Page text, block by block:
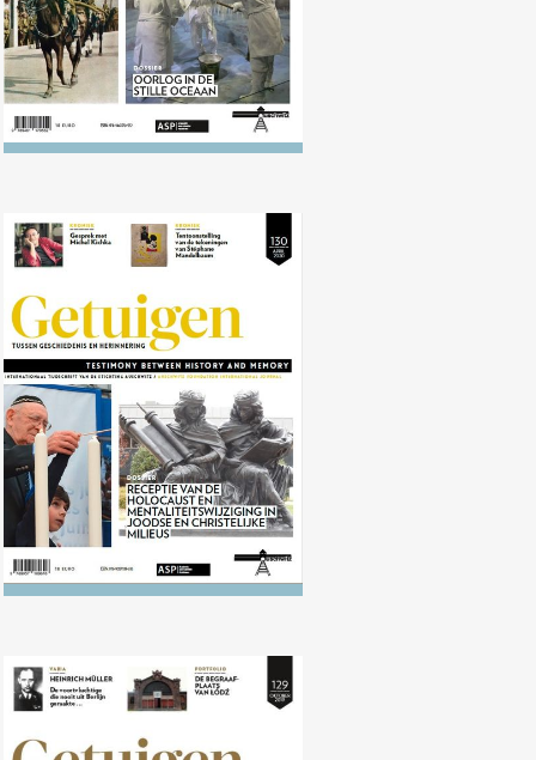
Nr. 130 (04/2020) Receptie van de
Holocaust en mentaliteitswijziging
in Joodse en Christelijke milieus